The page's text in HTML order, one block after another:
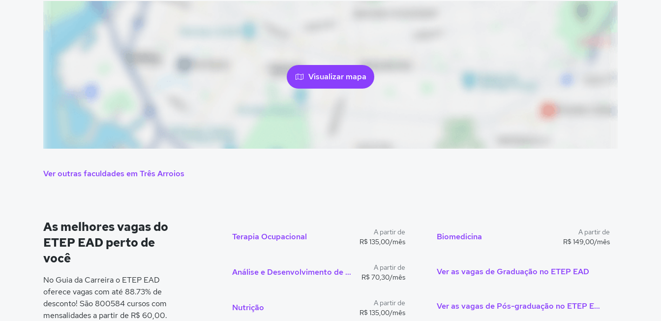
Visualizar mapa
Ver outras faculdades em Três Arroios
As melhores vagas do
ETEP EAD perto de
você
No Guia da Carreira o ETEP EAD
oferece vagas com até 88.73% de
desconto! São 800584 cursos com
mensalidades a partir de R$ 60,00.
Terapia Ocupacional
A partir de
R$ 135,00/mês
Análise e Desenvolvimento de Sistemas
A partir de
R$ 70,30/mês
Nutrição
A partir de
R$ 135,00/mês
Biomedicina
A partir de
R$ 149,00/mês
Ver as vagas de Graduação no ETEP EAD
Ver as vagas de Pós-graduação no ETEP EAD